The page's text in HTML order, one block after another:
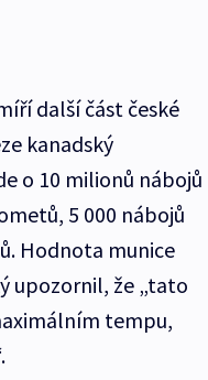
další část české
kanadský
o 10 milionů nábojů
5 000 nábojů
Hodnota munice
upozornil, že „tato
tempu,